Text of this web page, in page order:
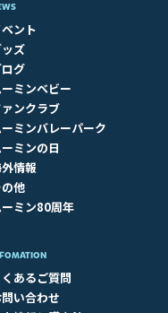
ント
ズ
グ
ミンベビー
ンクラブ
ミンバレーパーク
ミンの日
情報
他
ミン80周年
あるご質問
い合わせ